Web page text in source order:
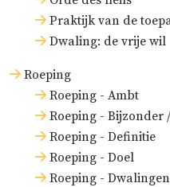
Praktijk van de
Dwaling: de vrije wil
Roeping
Roeping - Ambt
Roeping - Bijzonder
Roeping - Definitie
Roeping - Doel
Roeping - Dwalingen
oefening
waardoor
voortbrengt (
en de
der bekering
(Matth. 3:8;